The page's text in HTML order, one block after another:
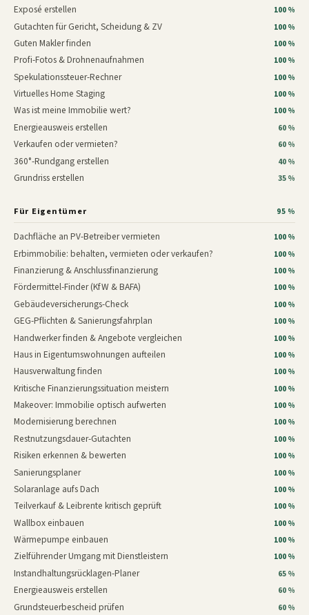
Exposé erstellen 100 %
Gutachten für Gericht, Scheidung & ZV 100 %
Guten Makler finden 100 %
Profi-Fotos & Drohnenaufnahmen 100 %
Spekulationssteuer-Rechner 100 %
Virtuelles Home Staging 100 %
Was ist meine Immobilie wert? 100 %
Energieausweis erstellen 60 %
Verkaufen oder vermieten? 60 %
360°-Rundgang erstellen 40 %
Grundriss erstellen 35 %
Für Eigentümer 95 %
Dachfläche an PV-Betreiber vermieten 100 %
Erbimmobilie: behalten, vermieten oder verkaufen? 100 %
Finanzierung & Anschlussfinanzierung 100 %
Fördermittel-Finder (KfW & BAFA) 100 %
Gebäudeversicherungs-Check 100 %
GEG-Pflichten & Sanierungsfahrplan 100 %
Handwerker finden & Angebote vergleichen 100 %
Haus in Eigentumswohnungen aufteilen 100 %
Hausverwaltung finden 100 %
Kritische Finanzierungssituation meistern 100 %
Makeover: Immobilie optisch aufwerten 100 %
Modernisierung berechnen 100 %
Restnutzungsdauer-Gutachten 100 %
Risiken erkennen & bewerten 100 %
Sanierungsplaner 100 %
Solaranlage aufs Dach 100 %
Teilverkauf & Leibrente kritisch geprüft 100 %
Wallbox einbauen 100 %
Wärmepumpe einbauen 100 %
Zielführender Umgang mit Dienstleistern 100 %
Instandhaltungsrücklagen-Planer 65 %
Energieausweis erstellen 60 %
Grundsteuerbescheid prüfen 60 %